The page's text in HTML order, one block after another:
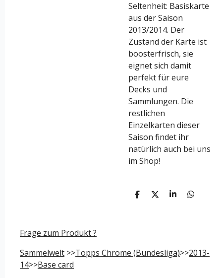
Seltenheit: Basiskarte
aus der Saison
2013/2014. Der
Zustand der Karte ist
boosterfrisch, sie
eignet sich damit
perfekt für eure
Decks und
Sammlungen. Die
restlichen
Einzelkarten dieser
Saison findet ihr
natürlich auch bei uns
im Shop!
T
T
T
T
Frage zum Produkt ?
Sammelwelt >>Topps Chrome (Bundesliga)>>2013-
14>>Base card